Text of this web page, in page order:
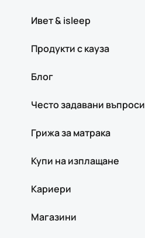
Ивет & isleep
Продукти с кауза
Блог
Често задавани въпроси
Грижа за матрака
Купи на изплащане
Кариери
Магазини